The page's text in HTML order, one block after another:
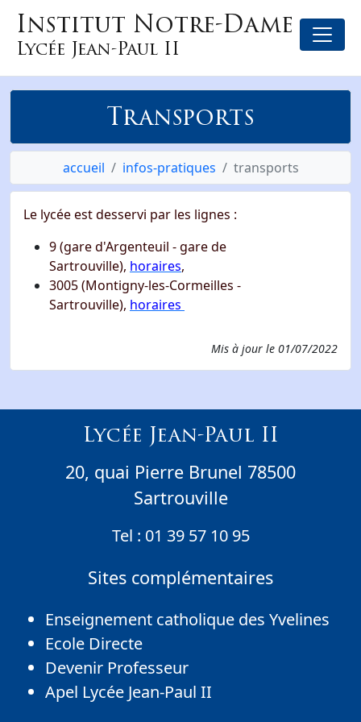
Institut Notre-Dame
Lycée Jean-Paul II
Transports
accueil infos-pratiques transports
Le lycée est desservi par les lignes :
9 (gare d'Argenteuil - gare de
Sartrouville), horaires,
3005 (Montigny-les-Cormeilles -
Sartrouville), horaires
Mis à jour le 01/07/2022
Sites complémentaires
Enseignement catholique des Yvelines
Ecole Directe
Devenir Professeur
Apel Lycée Jean-Paul II
Lycée Jean-Paul II
20, quai Pierre Brunel 78500
Sartrouville
Tel : 01 39 57 10 95